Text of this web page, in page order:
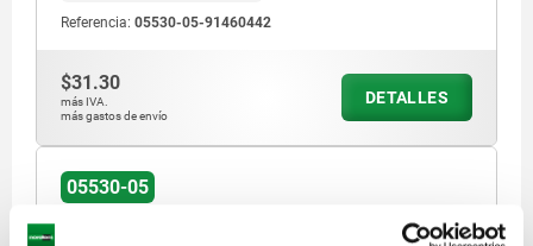
Referencia: 05530-05-91460442
$31.30
más IVA.
más gastos de envío
DETALLES
05530-05